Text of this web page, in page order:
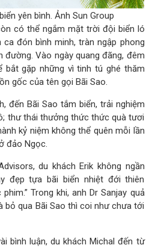
yên bình. Ảnh Sun Group
có thể ngắm mặt trời đội biển ló
ca đón bình minh, tràn ngập phong
đường. Vào ngày quang đãng, đêm
bắt gặp những vì tinh tú ghé thăm
gốc của tên gọi Bãi Sao.
đến Bãi Sao tắm biển, trải nghiệm
thư thái thưởng thức thức quà tươi
kỷ niệm không thể quên mỗi lần
đảo Ngọc.
du khách Erik không ngần
đẹp tựa bãi biển nhiệt đới thiên
Trong khi, anh Dr Sanjay quả
bỏ qua Bãi Sao thì coi như chưa tới
bình luận, du khách Michal đến từ